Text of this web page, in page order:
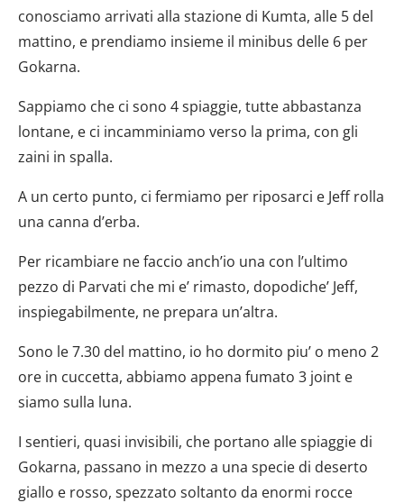
conosciamo arrivati alla stazione di Kumta, alle 5 del
mattino, e prendiamo insieme il minibus delle 6 per
Gokarna.
Sappiamo che ci sono 4 spiaggie, tutte abbastanza
lontane, e ci incamminiamo verso la prima, con gli
zaini in spalla.
A un certo punto, ci fermiamo per riposarci e Jeff rolla
una canna d’erba.
Per ricambiare ne faccio anch’io una con l’ultimo
pezzo di Parvati che mi e’ rimasto, dopodiche’ Jeff,
inspiegabilmente, ne prepara un’altra.
Sono le 7.30 del mattino, io ho dormito piu’ o meno 2
ore in cuccetta, abbiamo appena fumato 3 joint e
siamo sulla luna.
I sentieri, quasi invisibili, che portano alle spiaggie di
Gokarna, passano in mezzo a una specie di deserto
giallo e rosso, spezzato soltanto da enormi rocce